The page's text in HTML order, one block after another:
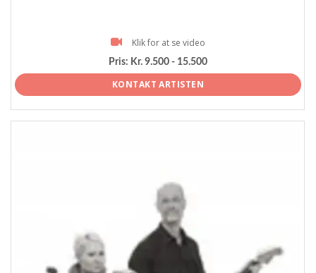
Klik for at se video
Pris: Kr. 9.500 - 15.500
KONTAKT ARTISTEN